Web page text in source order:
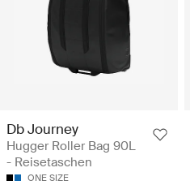
Db Journey
Hugger Roller Bag 90L
- Reisetaschen
ONE SIZE